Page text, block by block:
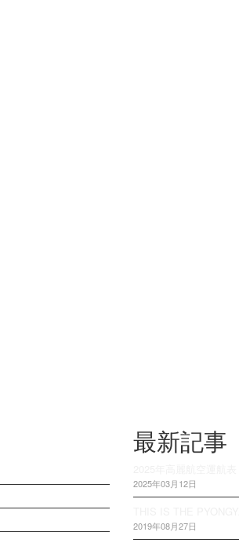
最新記事
2025年03月12日
2019年08月27日